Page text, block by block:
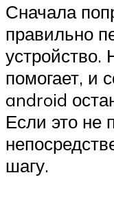
Сначала
правильно
устройство.
помогает, и
android
Если это не
шагу.